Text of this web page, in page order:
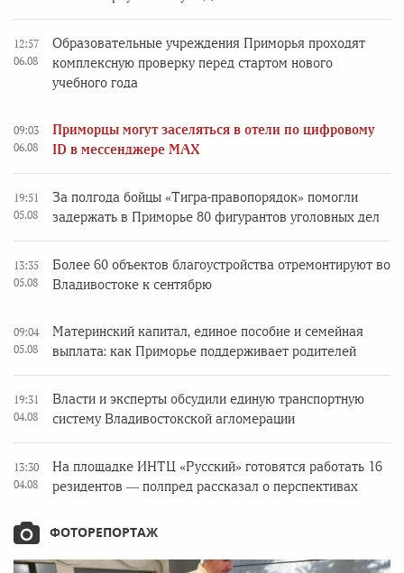
12:57
06.08
Образовательные учреждения Приморья проходят
комплексную проверку перед стартом нового
учебного года
09:03
06.08
Приморцы могут заселяться в отели по цифровому
ID в мессенджере MAX
19:51
05.08
За полгода бойцы «Тигра-правопорядок» помогли
задержать в Приморье 80 фигурантов уголовных дел
13:35
05.08
Более 60 объектов благоустройства отремонтируют во
Владивостоке к сентябрю
09:04
05.08
Материнский капитал, единое пособие и семейная
выплата: как Приморье поддерживает родителей
19:31
04.08
Власти и эксперты обсудили единую транспортную
систему Владивостокской агломерации
13:30
04.08
На площадке ИНТЦ «Русский» готовятся работать 16
резидентов — полпред рассказал о перспективах
ФОТОРЕПОРТАЖ